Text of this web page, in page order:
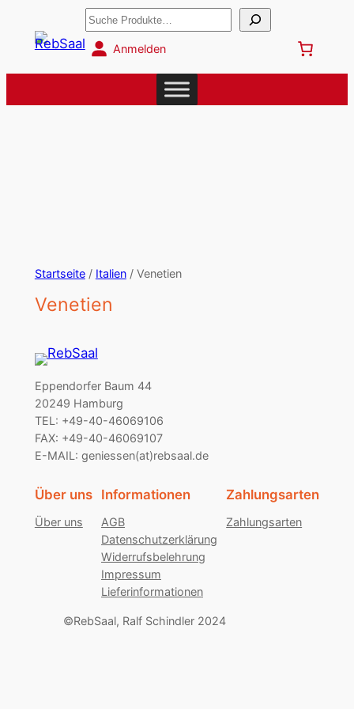
Suchen
Anmelden
Startseite/ Italien/ Venetien
Venetien
Eppendorfer Baum 44
20249 Hamburg
TEL: +49-40-46069106
FAX: +49-40-46069107
E-MAIL: geniessen(at)rebsaal.de
Über uns
Über uns
Informationen
AGB
Datenschutzerklärung
Widerrufsbelehrung
Impressum
Lieferinformationen
Zahlungsarten
Zahlungsarten
©RebSaal, Ralf Schindler 2024